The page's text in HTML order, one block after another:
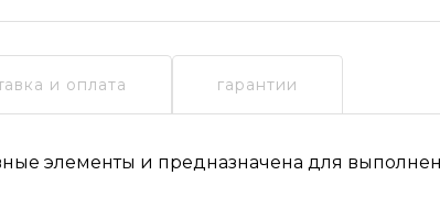
и оплата гарантии
элементы и предназначена для